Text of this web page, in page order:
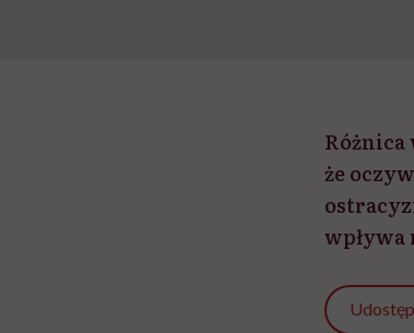
Różnica
że
wpływa